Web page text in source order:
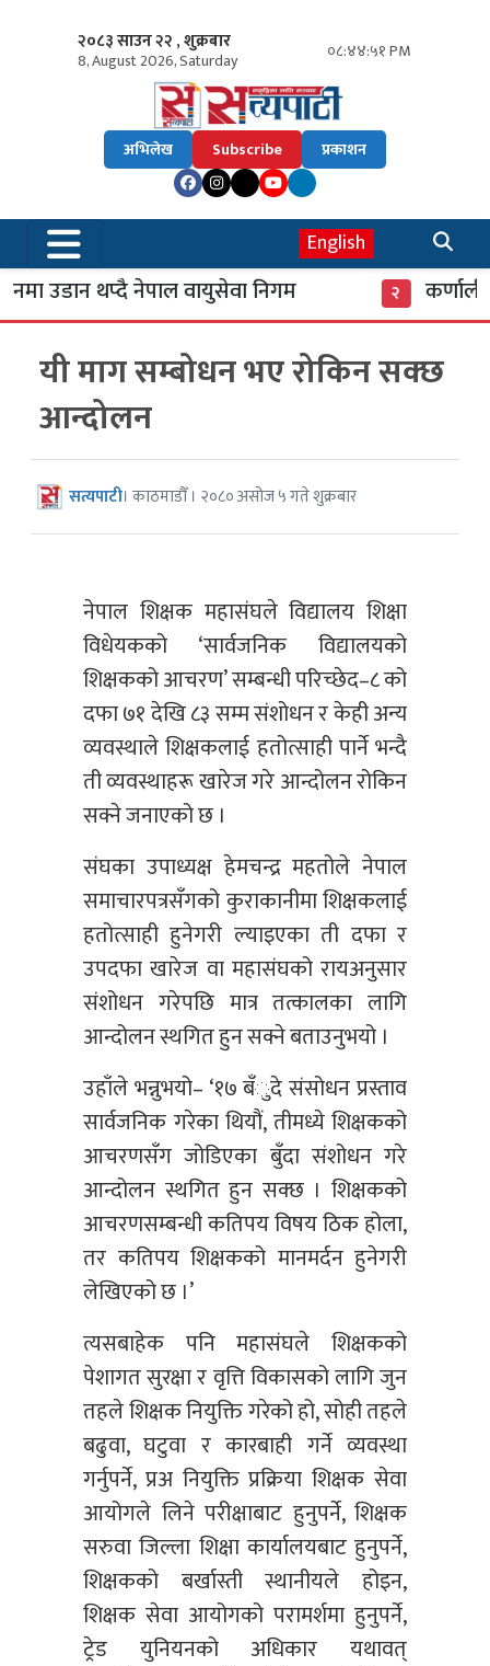
२०८३ साउन २२ , शुक्रबार
8, August 2026, Saturday ०८:४४:५२ PM
अभिलेख Subscribe प्रकाशन
English
उडान थप्दै नेपाल वायुसेवा निगम कर्णाली
यी माग सम्बोधन भए रोकिन सक्छ
आन्दोलन
सत्यपाटी। काठमाडौँ । २०८० असोज ५ गते शुक्रबार
नेपाल शिक्षक महासंघले विद्यालय शिक्षा
विधेयकको ‘सार्वजनिक विद्यालयको
शिक्षकको आचरण’ सम्बन्धी परिच्छेद–८ को
दफा ७१ देखि ८३ सम्म संशोधन र केही अन्य
व्यवस्थाले शिक्षकलाई हतोत्साही पार्ने भन्दै
ती व्यवस्थाहरू खारेज गरे आन्दोलन रोकिन
सक्ने जनाएको छ ।
संघका उपाध्यक्ष हेमचन्द्र महतोले नेपाल
समाचारपत्रसँगको कुराकानीमा शिक्षकलाई
हतोत्साही हुनेगरी ल्याइएका ती दफा र
उपदफा खारेज वा महासंघको रायअनुसार
संशोधन गरेपछि मात्र तत्कालका लागि
आन्दोलन स्थगित हुन सक्ने बताउनुभयो ।
उहाँले भन्नुभयो– ‘१७ बँुदे संसोधन प्रस्ताव
सार्वजनिक गरेका थियौं, तीमध्ये शिक्षकको
आचरणसँग जोडिएका बुँदा संशोधन गरे
आन्दोलन स्थगित हुन सक्छ । शिक्षकको
आचरणसम्बन्धी कतिपय विषय ठिक होला,
तर कतिपय शिक्षकको मानमर्दन हुनेगरी
लेखिएको छ ।’
त्यसबाहेक पनि महासंघले शिक्षकको
पेशागत सुरक्षा र वृत्ति विकासको लागि जुन
तहले शिक्षक नियुक्ति गरेको हो, सोही तहले
बढुवा, घटुवा र कारबाही गर्ने व्यवस्था
गर्नुपर्ने, प्रअ नियुक्ति प्रक्रिया शिक्षक सेवा
आयोगले लिने परीक्षाबाट हुनुपर्ने, शिक्षक
सरुवा जिल्ला शिक्षा कार्यालयबाट हुनुपर्ने,
शिक्षकको बर्खास्ती स्थानीयले होइन,
शिक्षक सेवा आयोगको परामर्शमा हुनुपर्ने,
ट्रेड युनियनको अधिकार यथावत्